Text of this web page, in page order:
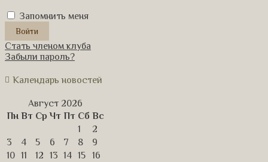
Запомнить меня
Стать членом клуба
Забыли пароль?
Календарь новостей
Август 2026
Пн Вт Ср Чт Пт Сб Вс
1
2
3
4 5 6 7 8
9
10 11 12 13 14 15
16